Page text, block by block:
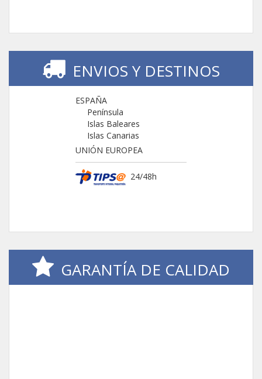
ENVIOS Y DESTINOS
ESPAÑA
Península
Islas Baleares
Islas Canarias
UNIÓN EUROPEA
24/48h
GARANTÍA DE CALIDAD